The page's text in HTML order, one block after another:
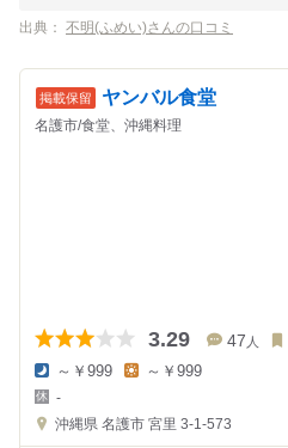
出典： 不明(ふめい)さんの口コミ
ヤンバル食堂
名護市/食堂、沖縄料理
3.29 47 人
夜
の
金
～￥999
金
額
～￥999
-
沖縄県 名護市 宮里 3-1-573